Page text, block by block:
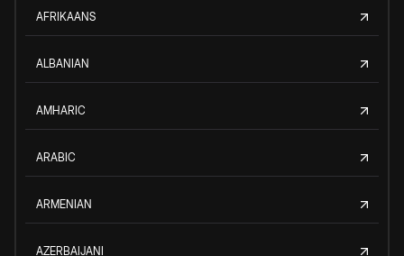
AFRIKAANS
ALBANIAN
AMHARIC
ARABIC
ARMENIAN
AZERBAIJANI